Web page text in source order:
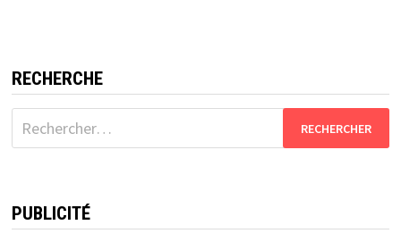
RECHERCHE
Rechercher :
PUBLICITÉ